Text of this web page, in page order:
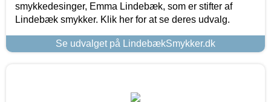
smykkedesinger, Emma Lindebæk, som er stifter af
Lindebæk smykker. Klik her for at se deres udvalg.
Se udvalget på LindebækSmykker.dk